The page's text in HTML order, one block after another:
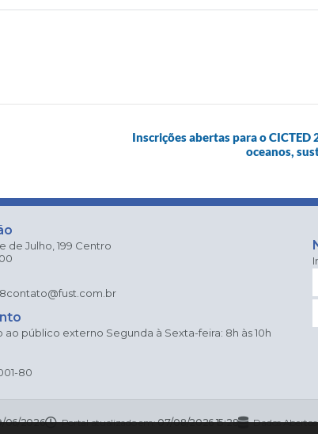
Inscrições abertas para o
oceanos,
de Julho, 199 Centro
contato@fust.com.br
público externo Segunda à Sexta-feira: 8h às 10h
80
06/2026 Portal atualizado em:07/08/2026 15:28 Dados Abertos